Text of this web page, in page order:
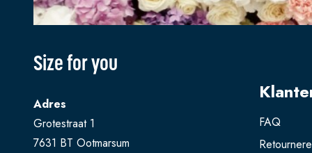
Size for you
Adres
Grotestraat 1
7631 BT Ootmarsum
FAQ